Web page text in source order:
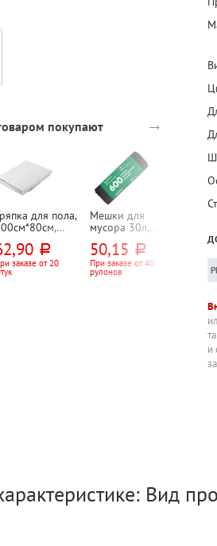
покупают →
для пола,
руб.
заказе от 20
Мешки для
мусора 30л,
OptiLine, ПНД,
8мкм, черные,
20шт, рул
50,15 руб.
При заказе от 40
рулонов
510
Цена за
и
Вид